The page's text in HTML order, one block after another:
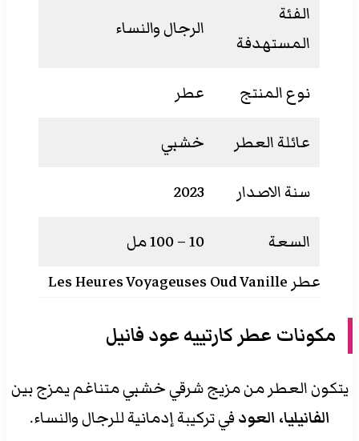
الفئة
المستهدفة
الرجال والنساء
نوع المنتج عطر
عائلة العطر خشبي
سنة الاصدار 2023
السعة
10 – 100 مل
عطر Les Heures Voyageuses Oud Vanille
مكونات عطر كارتييه عود فانيل
يتكون العطر من مزيج شرقي خشبي متناغم يمزج بين
الفانيليا، العودفي تركيبة إدمانية للرجال والنساء.